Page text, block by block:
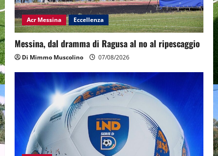
Acr Messina Eccellenza
Messina, dal dramma di Ragusa al no al ripescaggio
Di Mimmo Muscolino 07/08/2026